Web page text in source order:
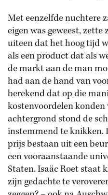
Met eenzelfde nuchtere
eigen was geweest,
uiteen dat het hoog tijd
als een product dat als
de markt aan de man
had aan de hand van
berekend dat op die
kostenvoordelen
achtergrond stond de
instemmend te knikken.
prijs bestaan uit een
een vooraanstaande
Staten. Isaäc Roet staat
zijn gedachte te